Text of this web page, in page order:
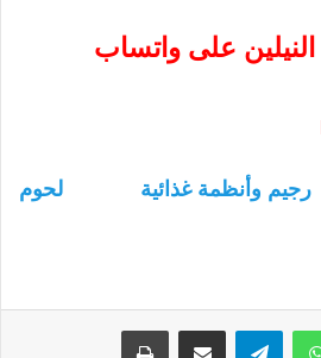
النيلين على واتساب
رجيم وأنظمة غذائية
لحوم
واتساب